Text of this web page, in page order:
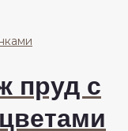
пруд с